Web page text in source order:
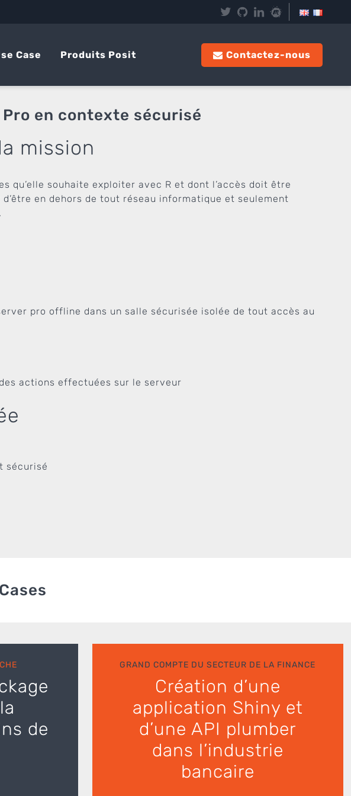
Case Produits Posit Contactez-nous
en contexte sécurisé
mission
qu’elle souhaite exploiter avec R et dont l’accès doit être
en dehors de tout réseau informatique et seulement
pro offline dans un salle sécurisée isolée de tout accès au
actions effectuées sur le serveur
sécurisé
de
GRAND COMPTE DU SECTEUR DE LA FINANCE
Création d’une
application Shiny et
d’une API plumber
dans l’industrie
bancaire